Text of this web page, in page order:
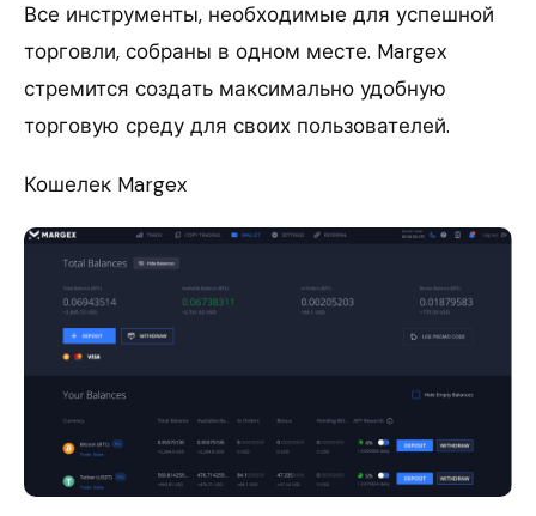
Все инструменты, необходимые для успешной
торговли, собраны в одном месте. Margex
стремится создать максимально удобную
торговую среду для своих пользователей.
Кошелек Margex